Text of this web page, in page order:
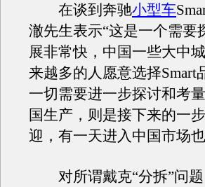
在谈到奔驰小型车
澈先生表示“这是一个需要
展非常快，中国一些大中
来越多的人愿意选择
一切需要进一步探讨和考
国生产，则是接下来的一
迎，有一天进入中国市场
对所谓戴克“分拆”问题